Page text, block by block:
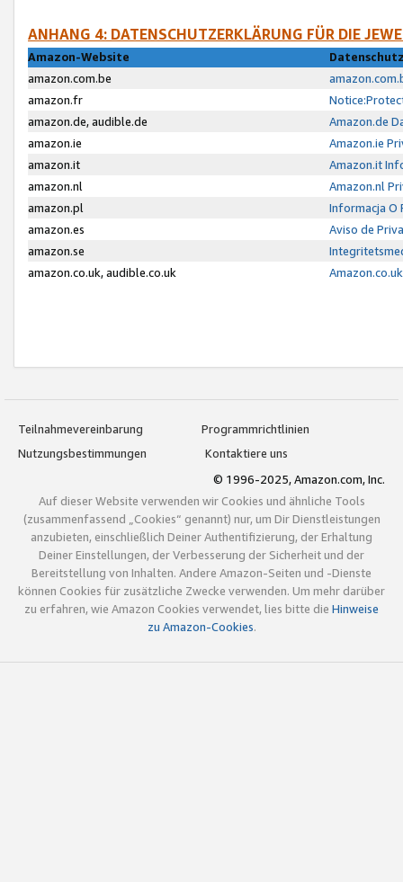
ANHANG 4: DATENSCHUTZERKLÄRUNG FÜR DIE
Amazon-Website
amazon.com.be
amazon.fr
amazon.de, audible.de
Amazon.de
amazon.ie
Amazon.ie
amazon.it
Amazon.it
amazon.nl
Amazon.nl
amazon.pl
Informacja O
amazon.es
Aviso de
amazon.se
amazon.co.uk, audible.co.uk
Teilnahmevereinbarung
Programmrichtlinien
Nutzungsbestimmungen
Kontaktiere uns
© 1996-2025, Amazon.com, Inc.
Auf dieser Website verwenden wir Cookies und ähnliche Tools
(zusammenfassend „Cookies“ genannt) nur, um Dir Dienstleistungen
anzubieten, einschließlich Deiner Authentifizierung, der Erhaltung
Deiner Einstellungen, der Verbesserung der Sicherheit und der
Bereitstellung von Inhalten. Andere Amazon-Seiten und -Dienste
können Cookies für zusätzliche Zwecke verwenden. Um mehr darüber
zu erfahren, wie Amazon Cookies verwendet, lies bitte die Hinweise
zu Amazon-Cookies.